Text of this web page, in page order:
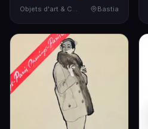
Objets d'art & Curiosités
Bastia